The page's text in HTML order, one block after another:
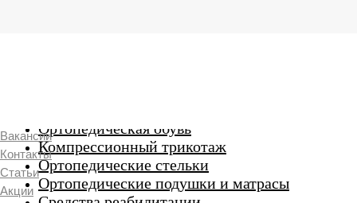
Ортопедическая обувь
Компрессионный трикотаж
Ортопедические стельки
Ортопедические подушки и матрасы
Вакансии
Контакты
Статьи
Акции